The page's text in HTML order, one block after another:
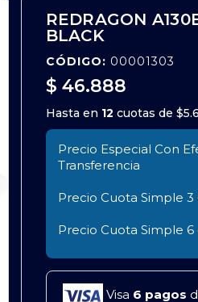
REDRAGON
BLACK
CÓDIGO: 00001303
$ 46.888
Hasta en 12 cuotas de
Precio Especial Con
Transferencia
Precio Cuota Simple 3
Precio Cuota Simple 6
Visa 6 pagos